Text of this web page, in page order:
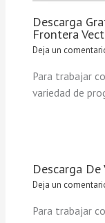
Descarga
Frontera
Deja un
Para trabajar
variedad de
Descarga
Deja un
Para trabajar